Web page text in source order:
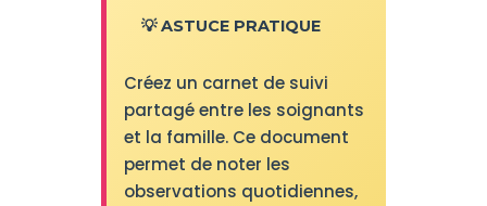
💡 ASTUCE PRATIQUE
Créez un carnet de suivi
partagé entre les soignants
et la famille. Ce document
permet de noter les
observations quotidiennes,